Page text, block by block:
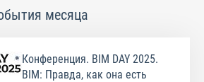
месяца
Конференция. BIM DAY 2025.
BIM: Правда, как она есть